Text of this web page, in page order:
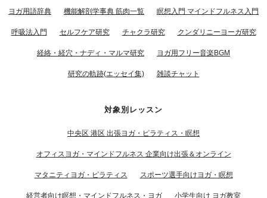
ヨガ用語辞典 機能解剖学事典 筋肉一覧 瞑想入門 マインドフルネス入門
呼吸法入門 セルフケア研究 チャクラ研究 クンダリニーヨーガ研究
経絡・経穴・ナディ・マルマ研究 ヨガ用フリー音楽BGM
研究の軌跡(エッセイ集) 雑談チャット
対象別レッスン
中央区 港区 出張ヨガ・ピラティス・瞑想
オフィスヨガ・マインドフルネス 企業向け出張＆オンライン
マタニティヨガ・ピラティス スポーツ選手向けヨガ・瞑想
経営者向け瞑想・マインドフルネス・ヨガ 小学生向け ヨガ教室